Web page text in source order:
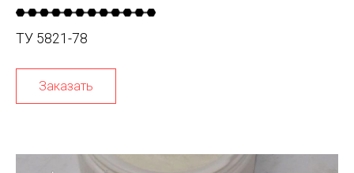
ТУ 5821-78
Заказать